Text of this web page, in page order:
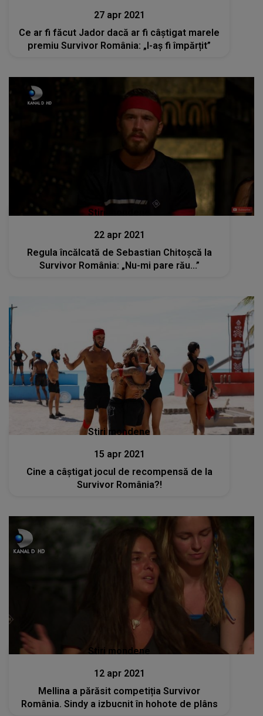
27 apr 2021
Ce ar fi făcut Jador dacă ar fi câștigat marele
premiu Survivor România: „I-aș fi împărțit”
Stiri mondene
22 apr 2021
Regula încălcată de Sebastian Chitoșcă la
Survivor România: „Nu-mi pare rău...”
Stiri mondene
15 apr 2021
Cine a câștigat jocul de recompensă de la
Survivor România?!
Stiri mondene
12 apr 2021
Mellina a părăsit competiția Survivor
România. Sindy a izbucnit în hohote de plâns